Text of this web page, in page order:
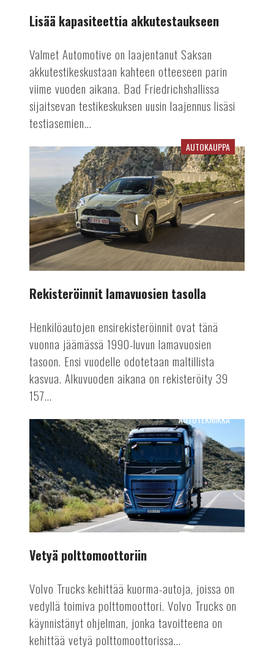
Lisää kapasiteettia akkutestaukseen
Valmet Automotive on laajentanut Saksan
akkutestikeskustaan kahteen otteeseen parin
viime vuoden aikana. Bad Friedrichshallissa
sijaitsevan testikeskuksen uusin laajennus lisäsi
testiasemien...
Rekisteröinnit
lamavuosien
tasolla
AUTOKAUPPA
Rekisteröinnit lamavuosien tasolla
Henkilöautojen ensirekisteröinnit ovat tänä
vuonna jäämässä 1990-luvun lamavuosien
tasoon. Ensi vuodelle odotetaan maltillista
kasvua. Alkuvuoden aikana on rekisteröity 39
157...
Vetyä
polttomoottoriin
AUTOTEKNIIKKA
Vetyä polttomoottoriin
Volvo Trucks kehittää kuorma-autoja, joissa on
vedyllä toimiva polttomoottori. Volvo Trucks on
käynnistänyt ohjelman, jonka tavoitteena on
kehittää vetyä polttomoottorissa...